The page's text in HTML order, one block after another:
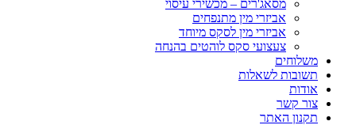
מסאג'רים – מכשירי עיסוי
אביזרי מין מתנפחים
אביזרי מין לסקס מיוחד
צעצועי סקס לוהטים בהנחה
משלוחים
תשובות לשאלות
אודות
צור קשר
תקנון האתר